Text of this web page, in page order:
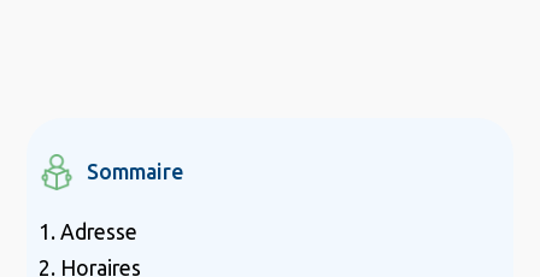
Sommaire
1. Adresse
2. Horaires